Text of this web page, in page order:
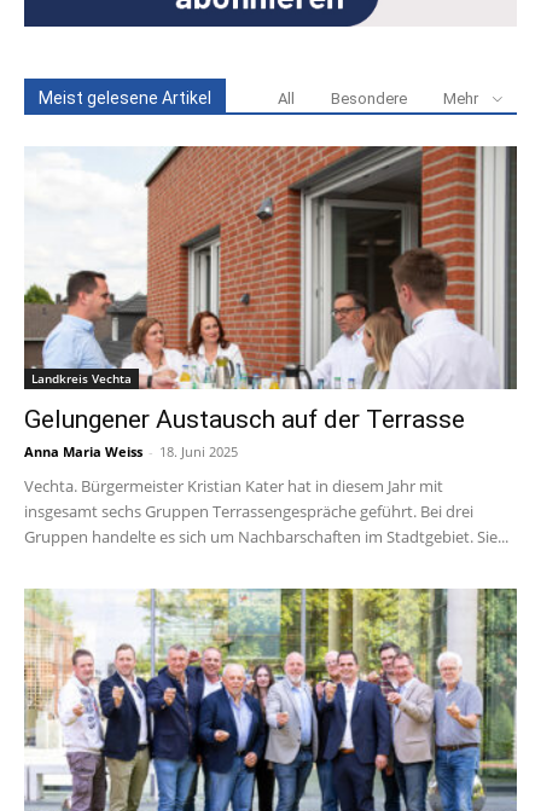
Meist gelesene Artikel All Besondere Mehr
Landkreis Vechta
Gelungener Austausch auf der Terrasse
Anna Maria Weiss - 18. Juni 2025
Vechta. Bürgermeister Kristian Kater hat in diesem Jahr mit
insgesamt sechs Gruppen Terrassengespräche geführt. Bei drei
Gruppen handelte es sich um Nachbarschaften im Stadtgebiet. Sie...